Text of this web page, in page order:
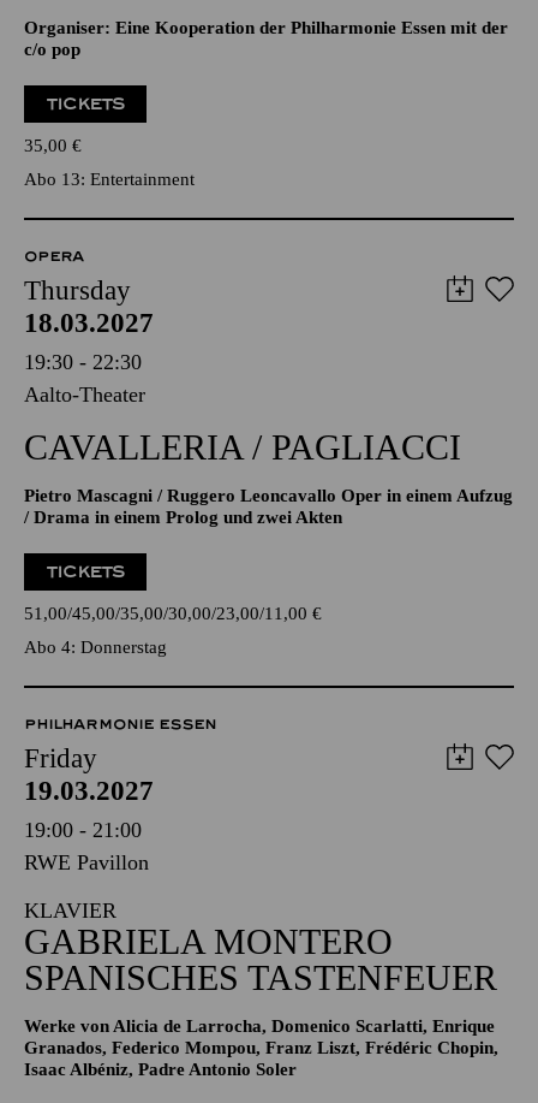
Organiser: Eine Kooperation der Philharmonie Essen mit der
c/o pop
TICKETS
35,00 €
Abo 13: Entertainment
OPERA
Thursday
18.03.2027
19:30 - 22:30
Aalto-Theater
CAVALLERIA / PAGLIACCI
Pietro Mascagni / Ruggero Leoncavallo Oper in einem Aufzug
/ Drama in einem Prolog und zwei Akten
TICKETS
51,00 45,00 35,00 30,00 23,00 11,00 €
Abo 4: Donnerstag
PHILHARMONIE ESSEN
Friday
19.03.2027
19:00 - 21:00
RWE Pavillon
KLAVIER
GABRIELA MONTERO
SPANISCHES TASTENFEUER
Werke von Alicia de Larrocha, Domenico Scarlatti, Enrique
Granados, Federico Mompou, Franz Liszt, Frédéric Chopin,
Isaac Albéniz, Padre Antonio Soler